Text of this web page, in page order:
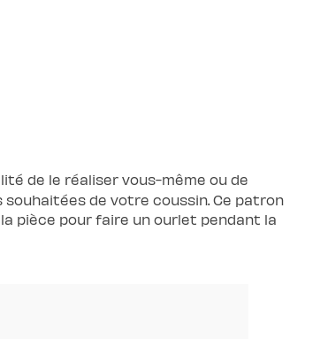
de le réaliser vous-même ou de
souhaitées de votre coussin. Ce patron
pièce pour faire un ourlet pendant la